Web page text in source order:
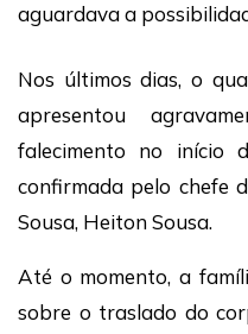
aguardava a
Nos últimos dias, o
apresentou
falecimento no início
confirmada pelo chefe
Sousa, Heiton Sousa.
Até o momento, a
sobre o traslado do